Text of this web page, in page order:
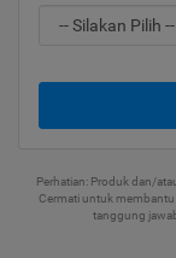
Perhatian: Produk dan/
Cermati untuk
tanggung